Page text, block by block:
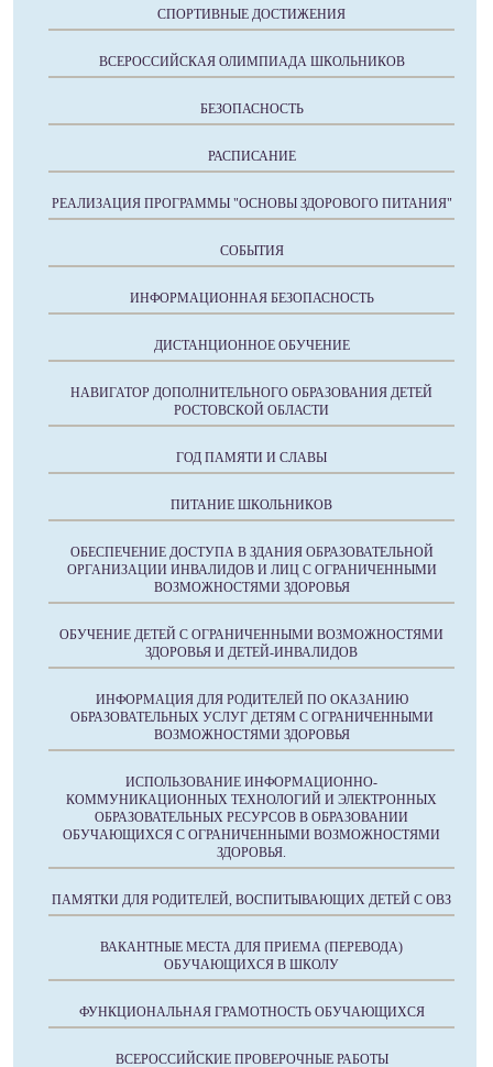
СПОРТИВНЫЕ ДОСТИЖЕНИЯ
ВСЕРОССИЙСКАЯ ОЛИМПИАДА ШКОЛЬНИКОВ
БЕЗОПАСНОСТЬ
РАСПИСАНИЕ
РЕАЛИЗАЦИЯ ПРОГРАММЫ "ОСНОВЫ ЗДОРОВОГО ПИТАНИЯ"
СОБЫТИЯ
ИНФОРМАЦИОННАЯ БЕЗОПАСНОСТЬ
ДИСТАНЦИОННОЕ ОБУЧЕНИЕ
НАВИГАТОР ДОПОЛНИТЕЛЬНОГО ОБРАЗОВАНИЯ ДЕТЕЙ
РОСТОВСКОЙ ОБЛАСТИ
ГОД ПАМЯТИ И СЛАВЫ
ПИТАНИЕ ШКОЛЬНИКОВ
ОБЕСПЕЧЕНИЕ ДОСТУПА В ЗДАНИЯ ОБРАЗОВАТЕЛЬНОЙ
ОРГАНИЗАЦИИ ИНВАЛИДОВ И ЛИЦ С ОГРАНИЧЕННЫМИ
ВОЗМОЖНОСТЯМИ ЗДОРОВЬЯ
ОБУЧЕНИЕ ДЕТЕЙ С ОГРАНИЧЕННЫМИ ВОЗМОЖНОСТЯМИ
ЗДОРОВЬЯ И ДЕТЕЙ-ИНВАЛИДОВ
ИНФОРМАЦИЯ ДЛЯ РОДИТЕЛЕЙ ПО ОКАЗАНИЮ
ОБРАЗОВАТЕЛЬНЫХ УСЛУГ ДЕТЯМ С ОГРАНИЧЕННЫМИ
ВОЗМОЖНОСТЯМИ ЗДОРОВЬЯ
ИСПОЛЬЗОВАНИЕ ИНФОРМАЦИОННО-
КОММУНИКАЦИОННЫХ ТЕХНОЛОГИЙ И ЭЛЕКТРОННЫХ
ОБРАЗОВАТЕЛЬНЫХ РЕСУРСОВ В ОБРАЗОВАНИИ
ОБУЧАЮЩИХСЯ С ОГРАНИЧЕННЫМИ ВОЗМОЖНОСТЯМИ
ЗДОРОВЬЯ.
ПАМЯТКИ ДЛЯ РОДИТЕЛЕЙ, ВОСПИТЫВАЮЩИХ ДЕТЕЙ С ОВЗ
ВАКАНТНЫЕ МЕСТА ДЛЯ ПРИЕМА (ПЕРЕВОДА)
ОБУЧАЮЩИХСЯ В ШКОЛУ
ФУНКЦИОНАЛЬНАЯ ГРАМОТНОСТЬ ОБУЧАЮЩИХСЯ
ВСЕРОССИЙСКИЕ ПРОВЕРОЧНЫЕ РАБОТЫ